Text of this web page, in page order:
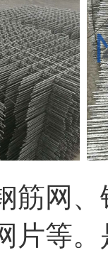
筋网
片等